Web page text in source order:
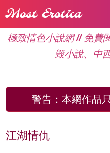
Most Erotica
極致情色小說網 // 免費
毁小說、中
警告： 本網作品
江湖情仇